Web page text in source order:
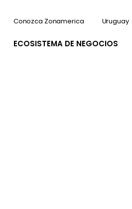
ECOSISTEMA DE NEGOCIOS
Conozca Zonamerica Uruguay